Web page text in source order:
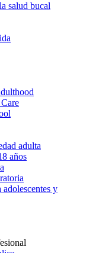
salud bucal
adulta
años
y